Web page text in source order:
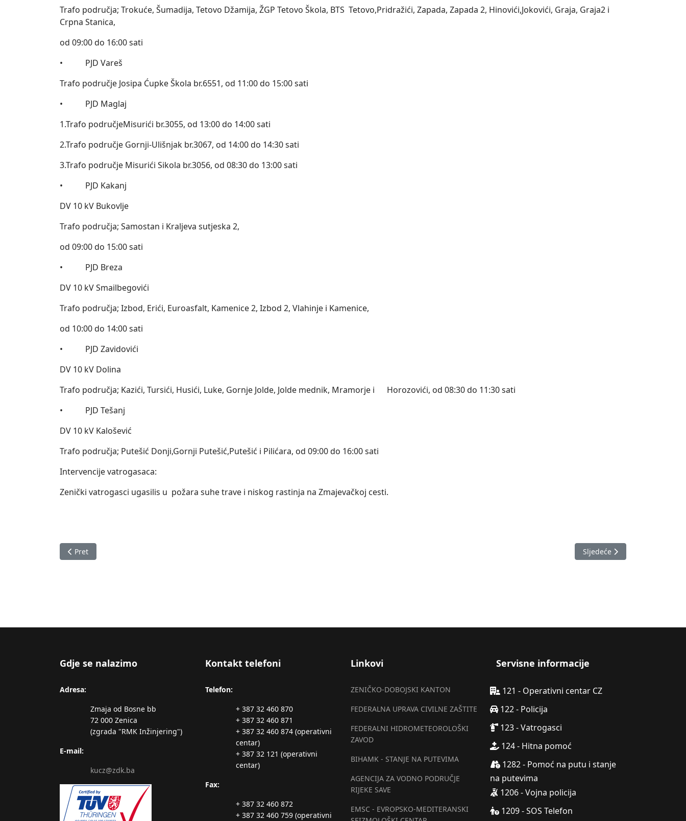
Trafo područja; Trokuće, Šumadija, Tetovo Džamija, ŽGP Tetovo Škola, BTS Tetovo,Pridražići, Zapada, Zapada 2, Hinovići,Jokovići, Graja, Graja2 i
Crpna Stanica,
od 09:00 do 16:00 sati
• PJD Vareš
Trafo područje Josipa Ćupke Škola br.6551, od 11:00 do 15:00 sati
• PJD Maglaj
1.Trafo područjeMisurići br.3055, od 13:00 do 14:00 sati
2.Trafo područje Gornji-Ulišnjak br.3067, od 14:00 do 14:30 sati
3.Trafo područje Misurići Sikola br.3056, od 08:30 do 13:00 sati
• PJD Kakanj
DV 10 kV Bukovlje
Trafo područja; Samostan i Kraljeva sutjeska 2,
od 09:00 do 15:00 sati
• PJD Breza
DV 10 kV Smailbegovići
Trafo područja; Izbod, Erići, Euroasfalt, Kamenice 2, Izbod 2, Vlahinje i Kamenice,
od 10:00 do 14:00 sati
• PJD Zavidovići
DV 10 kV Dolina
Trafo područja; Kazići, Tursići, Husići, Luke, Gornje Jolde, Jolde mednik, Mramorje i Horozovići, od 08:30 do 11:30 sati
• PJD Tešanj
DV 10 kV Kalošević
Trafo područja; Putešić Donji,Gornji Putešić,Putešić i Pilićara, od 09:00 do 16:00 sati
Intervencije vatrogasaca:
Zenički vatrogasci ugasilis u požara suhe trave i niskog rastinja na Zmajevačkoj cesti.
Prethodni članak: Izvještaj o stanju na području Zeničko-dobojskog kantona za dan 11.06.2026. godine
Pret Sljedeći članak: Izvještaj o
Sljedeće
Gdje se nalazimo
Adresa:
Zmaja od Bosne bb
72 000 Zenica
(zgrada "RMK Inžinjering")
E-mail:
kucz@zdk.ba
Kontakt telefoni
Telefon:
+ 387 32 460 870
+ 387 32 460 871
+ 387 32 460 874 (operativni
centar)
+ 387 32 121 (operativni
centar)
Fax:
+ 387 32 460 872
+ 387 32 460 759 (operativni
Linkovi
ZENIČKO-DOBOJSKI KANTON
FEDERALNA UPRAVA CIVILNE ZAŠTITE
FEDERALNI HIDROMETEOROLOŠKI
ZAVOD
BIHAMK - STANJE NA PUTEVIMA
AGENCIJA ZA VODNO PODRUČJE
RIJEKE SAVE
EMSC - EVROPSKO-MEDITERANSKI
Servisne informacije
121 - Operativni centar CZ
122 - Policija
123 - Vatrogasci
124 - Hitna pomoć
1282 - Pomoć na putu i stanje
na putevima
1206 - Vojna policija
1209 - SOS Telefon